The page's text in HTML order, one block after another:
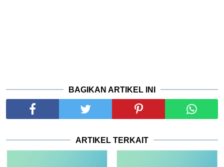
BAGIKAN ARTIKEL INI
ARTIKEL TERKAIT